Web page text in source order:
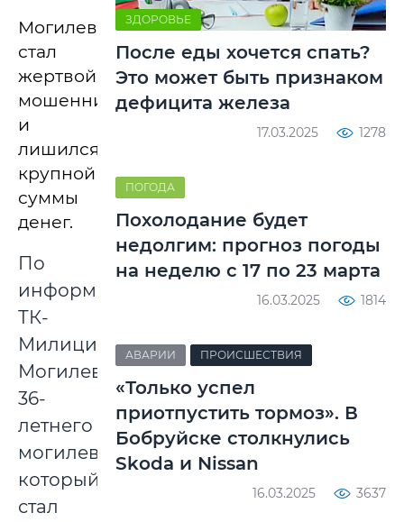
Могилевчанин
стал
жертвой
мошенников
и
лишился
крупной
суммы
денег.
По
информации
ТК-
Милиция
Могилевщины,
36-
летнего
могилевчанина,
который
стал
ЗДОРОВЬЕ
После еды хочется спать?
Это может быть признаком
дефицита железа
17.03.2025 1278
ПОГОДА
Похолодание будет
недолгим: прогноз погоды
на неделю с 17 по 23 марта
16.03.2025 1814
АВАРИИ ПРОИСШЕСТВИЯ
«Только успел
приотпустить тормоз». В
Бобруйске столкнулись
Skoda и Nissan
16.03.2025 3637